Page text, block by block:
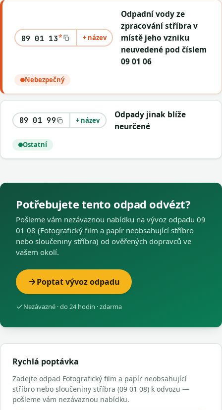
09 01 13* + název
Odpadní vody ze
zpracování stříbra v
místě jeho vzniku
neuvedené pod číslem
09 01 06
Nebezpečný
09 01 99 + název
Odpady jinak blíže
neurčené
Ostatní
Potřebujete tento odpad odvézt?
Pošleme vám nezávaznou nabídku na vývoz odpadu 09
01 08 (Fotografický film a papír neobsahující stříbro
nebo sloučeniny stříbra) od ověřených dopravců ve
vašem okolí.
Poptat vývoz odpadu
Nezávazné · do 24 hodin · zdarma
Rychlá poptávka
Zadejte odpad Fotografický film a papír neobsahující
stříbro nebo sloučeniny stříbra (09 01 08) k odvozu —
pošleme vám nezávaznou nabídku.